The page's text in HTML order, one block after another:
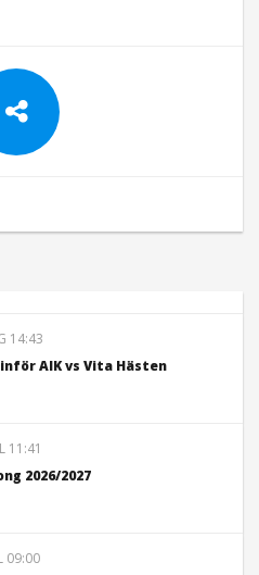
14:43
AIK vs Vita Hästen
11:41
2026/2027
09:00